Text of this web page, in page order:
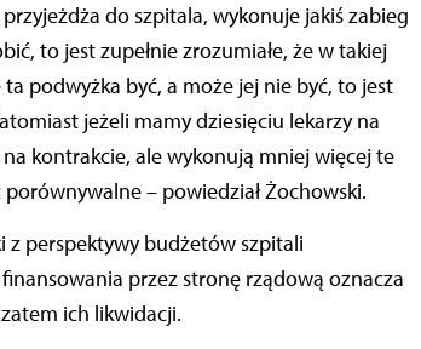
do szpitala, wykonuje jakiś zabieg
to jest zupełnie zrozumiałe, że w takiej
podwyżka być, a może jej nie być, to jest
jeżeli mamy dziesięciu lekarzy na
kontrakcie, ale wykonują mniej więcej te
– powiedział Żochowski.
z perspektywy budżetów szpitali
przez stronę rządową oznacza
ich likwidacji.